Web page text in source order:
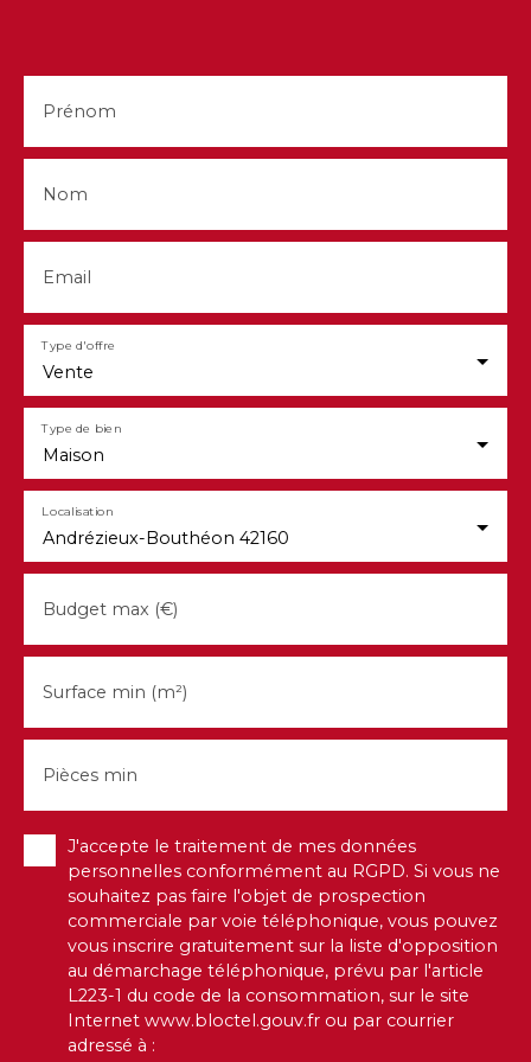
Aucun gros travaux n'est à prévoir. Seule une
remise au goût du jour pourra être envisagée
belles prestations et un environnement agréable.
LOIRE INVESTISSEMENT SAINT-JUST-SAINT-
RAMBERT - Agent commercial indépendant -
Prénom
Nom
Email
Vente
Type d'offre
Maison
Type de bien
Andrézieux-Bouthéon 42160
Localisation
Budget max (€)
Surface min (m²)
Pièces min
J'accepte le traitement de mes données
personnelles conformément au RGPD. Si vous ne
souhaitez pas faire l'objet de prospection
commerciale par voie téléphonique, vous pouvez
vous inscrire gratuitement sur la liste d'opposition
au démarchage téléphonique, prévu par l'article
L223-1 du code de la consommation, sur le site
Internet www.bloctel.gouv.fr ou par courrier
adressé à :